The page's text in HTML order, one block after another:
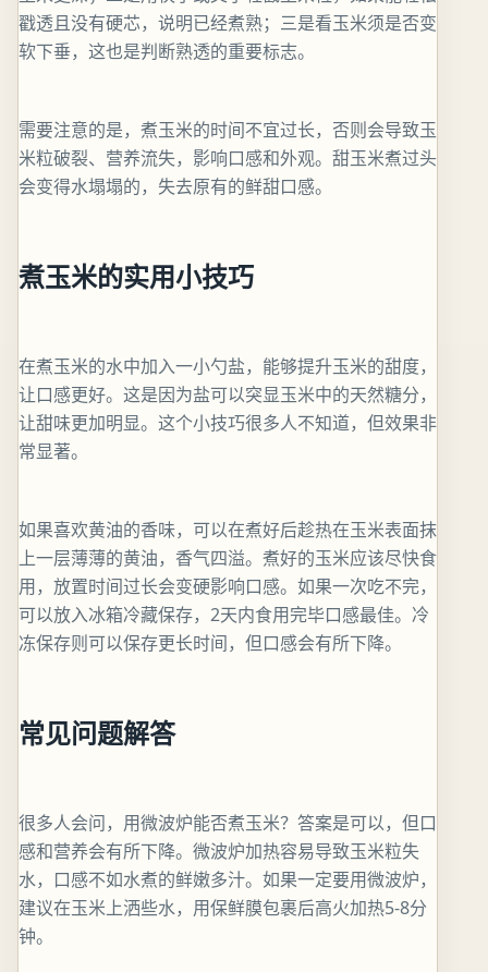
戳透且没有硬芯，说明已经煮熟；三是看玉米须是否变
软下垂，这也是判断熟透的重要标志。
需要注意的是，煮玉米的时间不宜过长，否则会导致玉
米粒破裂、营养流失，影响口感和外观。甜玉米煮过头
会变得水塌塌的，失去原有的鲜甜口感。
煮玉米的实用小技巧
在煮玉米的水中加入一小勺盐，能够提升玉米的甜度，
让口感更好。这是因为盐可以突显玉米中的天然糖分，
让甜味更加明显。这个小技巧很多人不知道，但效果非
常显著。
如果喜欢黄油的香味，可以在煮好后趁热在玉米表面抹
上一层薄薄的黄油，香气四溢。煮好的玉米应该尽快食
用，放置时间过长会变硬影响口感。如果一次吃不完，
可以放入冰箱冷藏保存，2天内食用完毕口感最佳。冷
冻保存则可以保存更长时间，但口感会有所下降。
常见问题解答
很多人会问，用微波炉能否煮玉米？答案是可以，但口
感和营养会有所下降。微波炉加热容易导致玉米粒失
水，口感不如水煮的鲜嫩多汁。如果一定要用微波炉，
建议在玉米上洒些水，用保鲜膜包裹后高火加热5-8分
钟。